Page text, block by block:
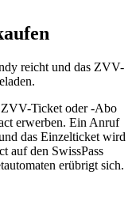
reicht und das ZVV-
ZVV-Ticket oder -Abo
erwerben. Ein Anruf
das Einzelticket wird
auf den SwissPass
erübrigt sich.